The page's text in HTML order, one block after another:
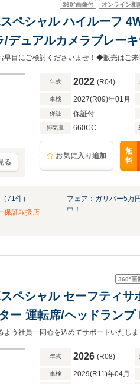
360°画像付 オンライン相
ペシャル ハイルーフ
デュアルカメラブレー
トハイビーム/ETC/前
ー
る
年式 2022 (R04)
車検 2027(R09)年01月
保証 保証付
排気量 660CC
お気に入り追加
無
料
71 件）
保証取扱店
フェア：ガリバー5万
中！
360°画
ペシャル セーフティサ
ー 運転席/ヘッドラン
ップ/ターボ/エアバッグ
年式 2026 (R08)
車検 2029(R11)年04月